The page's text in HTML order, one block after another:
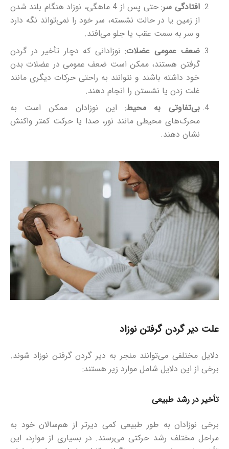
افتادگی سر
: حتی پس از 4 ماهگی، نوزاد هنگام بلند شدن
از زمین یا در حالت نشسته، سر خود را نمی‌تواند نگه دارد
و سر به سمت عقب یا جلو می‌افتد.
ضعف عمومی عضلات: نوزادانی که دچار تأخیر در گردن
گرفتن هستند، ممکن است ضعف عمومی در عضلات بدن
خود داشته باشند و نتوانند به راحتی حرکات دیگری مانند
غلت زدن یا نشستن را انجام دهند.
بی‌تفاوتی به محیط: این نوزادان ممکن است به
محرک‌های محیطی مانند نور، صدا یا حرکت کمتر واکنش
نشان دهند.
علت دیر گردن گرفتن نوزاد
دلایل مختلفی می‌توانند منجر به دیر گردن گرفتن نوزاد شوند.
برخی از این دلایل شامل موارد زیر هستند:
تأخیر در رشد طبیعی
برخی نوزادان به طور طبیعی کمی دیرتر از هم‌سالان خود به
مراحل مختلف رشد حرکتی می‌رسند. در بسیاری از موارد، این